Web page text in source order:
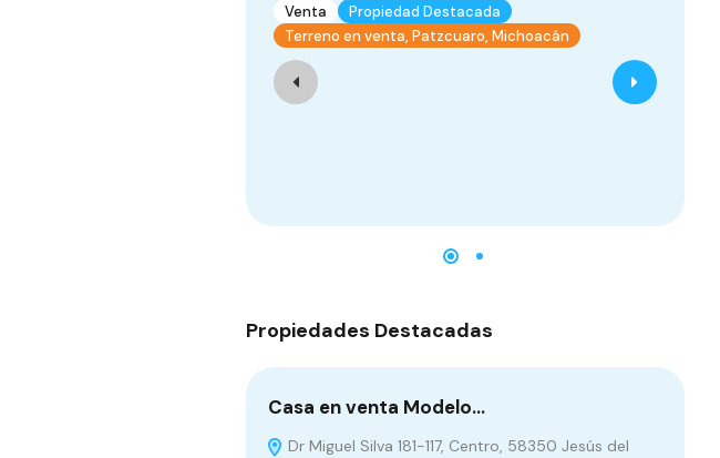
Venta
Propiedad Destacada
Terreno en venta, Patzcuaro, Michoacán
Propiedades Destacadas
Casa en venta Modelo…
Dr Miguel Silva 181-117, Centro, 58350 Jesús del